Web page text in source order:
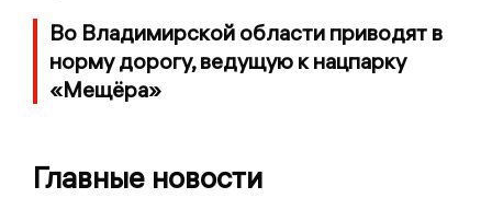
Во Владимирской области приводят в
норму дорогу, ведущую к нацпарку
«Мещёра»
Главные новости